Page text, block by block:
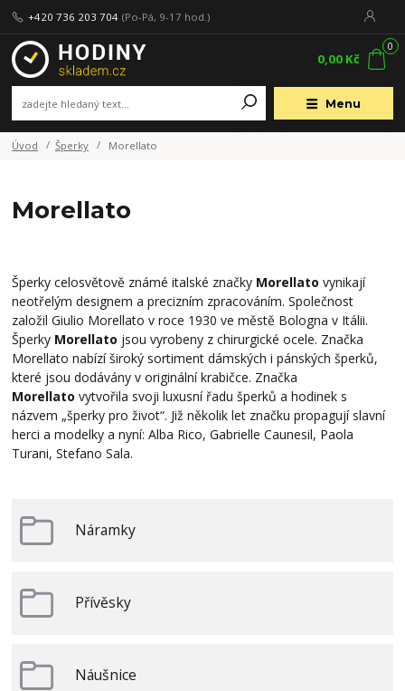
Menu
+420 736 203 704 (Po-Pá, 9-17 hod.)
0
0,00 Kč
Úvod Šperky Morellato
Morellato
Šperky celosvětově známé italské značky Morellato vynikají
neotřelým designem a precizním zpracováním. Společnost
založil Giulio Morellato v roce 1930 ve městě Bologna v Itálii.
Šperky Morellato jsou vyrobeny z chirurgické ocele. Značka
Morellato nabízí široký sortiment dámských i pánských šperků,
které jsou dodávány v originální krabičce. Značka
Morellatovytvořila svoji luxusní řadu šperků a hodinek s
názvem „šperky pro život“. Již několik let značku propagují slavní
herci a modelky a nyní: Alba Rico, Gabrielle Caunesil, Paola
Turani, Stefano Sala.
Náramky
Přívěsky
Náušnice